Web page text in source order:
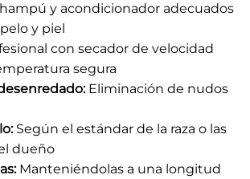
y acondicionador adecuados
y piel
con secador de velocidad
segura
Eliminación de nudos
Según el estándar de la raza o las
dueño
Manteniéndolas a una longitud